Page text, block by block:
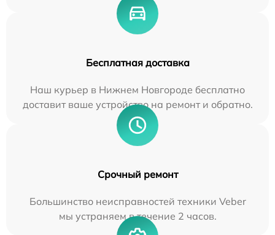
Бесплатная доставка
Наш курьер в Нижнем Новгороде бесплатно
доставит ваше устройство на ремонт и обратно.
Срочный ремонт
Большинство неисправностей техники Veber
мы устраняем в течение 2 часов.